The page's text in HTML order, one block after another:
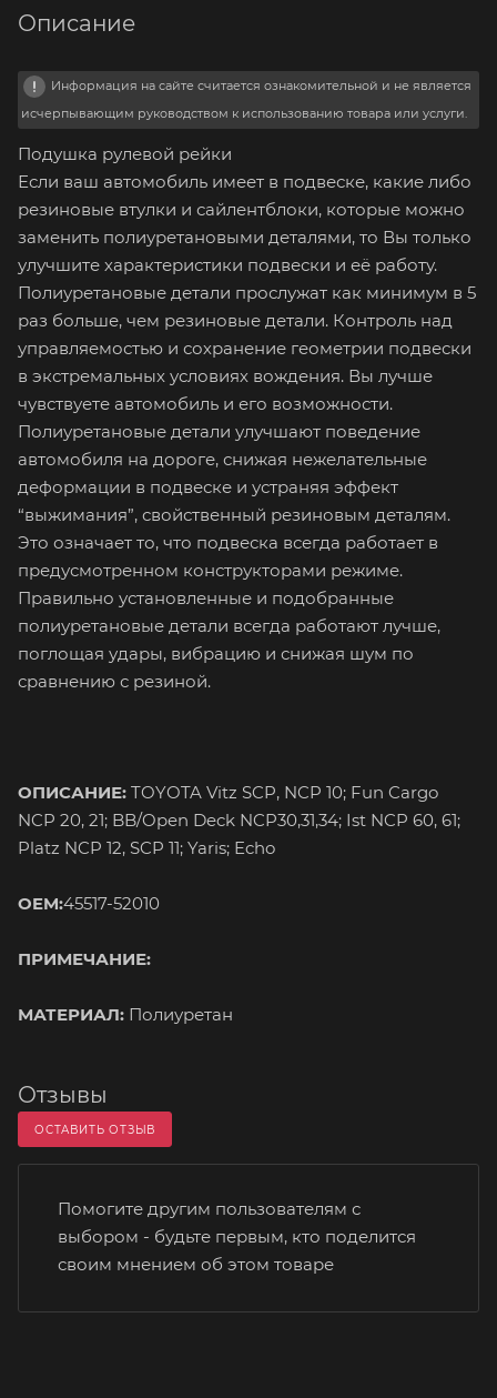
Описание
Информация на сайте считается ознакомительной и не является
исчерпывающим руководством к использованию товара или услуги.
Подушка рулевой рейки
Если ваш автомобиль имеет в подвеске, какие либо
резиновые втулки и сайлентблоки, которые можно
заменить полиуретановыми деталями, то Вы только
улучшите характеристики подвески и её работу.
Полиуретановые детали прослужат как минимум в 5
раз больше, чем резиновые детали. Контроль над
управляемостью и сохранение геометрии подвески
в экстремальных условиях вождения. Вы лучше
чувствуете автомобиль и его возможности.
Полиуретановые детали улучшают поведение
автомобиля на дороге, снижая нежелательные
деформации в подвеске и устраняя эффект
“выжимания”, свойственный резиновым деталям.
Это означает то, что подвеска всегда работает в
предусмотренном конструкторами режиме.
Правильно установленные и подобранные
полиуретановые детали всегда работают лучше,
поглощая удары, вибрацию и снижая шум по
сравнению с резиной.
ОПИСАНИЕ: TOYOTA Vitz SCP, NCP 10; Fun Cargo
NCP 20, 21; BB/Open Deck NCP30,31,34; Ist NCP 60, 61;
Platz NCP 12, SCP 11; Yaris; Echo
OEM:45517-52010
ПРИМЕЧАНИЕ:
МАТЕРИАЛ: Полиуретан
Отзывы
ОСТАВИТЬ ОТЗЫВ
Помогите другим пользователям с
выбором - будьте первым, кто поделится
своим мнением об этом товаре